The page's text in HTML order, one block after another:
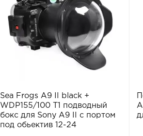
Sea Frogs A9 II black +
WDP155/100 T1 подводный
бокс для Sony A9 II с портом
под обьектив 12-24